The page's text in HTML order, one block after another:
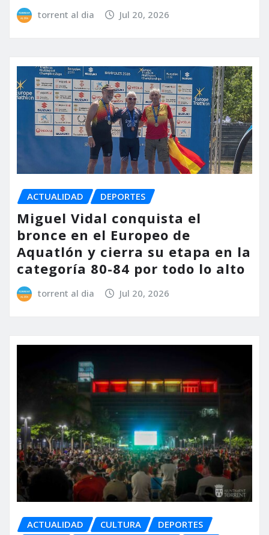
torrent al dia Jul 20, 2026
ACTUALIDAD DEPORTES
Miguel Vidal conquista el
bronce en el Europeo de
Aquatlón y cierra su etapa en la
categoría 80-84 por todo lo alto
torrent al dia Jul 20, 2026
ACTUALIDAD CULTURA
DEPORTES